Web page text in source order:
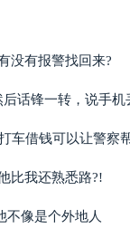
没有报警找回来?
话锋一转，说手
车借钱可以让警察
比我还熟悉路?!
不像是个外地人